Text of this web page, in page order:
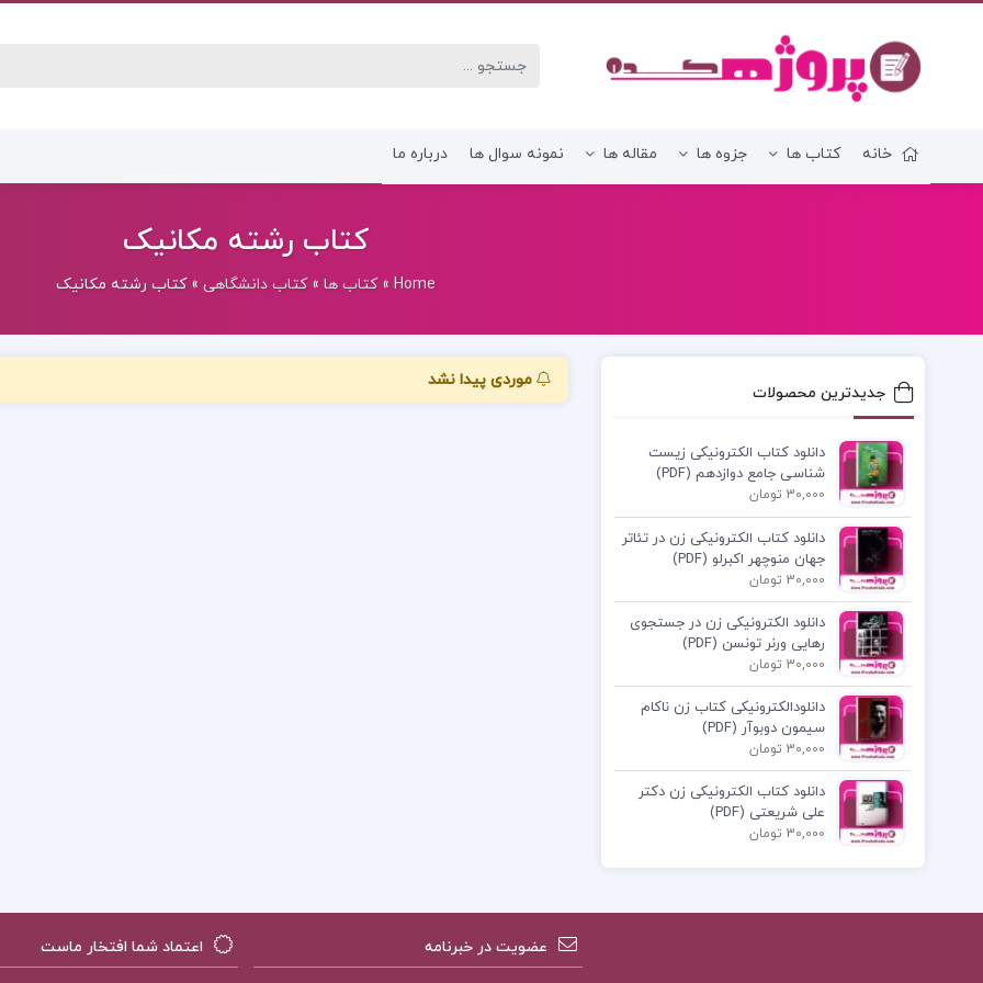
خانه کتاب ها
کتاب رشته انسانی
جزوه ها مقاله ها نمونه سوال ها درباره ما
کتاب رشته مکانیک
Home
»کتاب ها »کتاب دانشگاهی »کتاب رشته مکانیک
موردی پیدا نشد
جدیدترین محصولات
دانلود کتاب الکترونیکی زیست
شناسی جامع دوازدهم (PDF)
30,000 تومان
دانلود کتاب الکترونیکی زن در تئاتر
جهان منوچهر اکبرلو (PDF)
30,000 تومان
دانلود الکترونیکی زن در جستجوی
رهایی ورنر تونسن (PDF)
30,000 تومان
دانلودالکترونیکی کتاب زن ناکام
سیمون دوبوآر (PDF)
30,000 تومان
دانلود کتاب الکترونیکی زن دکتر
علی شریعتی (PDF)
30,000 تومان
عضویت در خبرنامه اعتماد شما افتخار ماست